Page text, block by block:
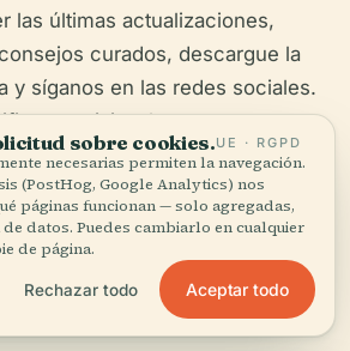
las últimas actualizaciones,
curados, descargue la
y síganos en las redes sociales.
su visita ahora y
corazón de Bristol en
sobre cookies.UE · RGPD
necesarias permiten la navegación.
(PostHog, Google Analytics) nos
páginas funcionan — solo agregadas,
datos. Puedes cambiarlo en cualquier
de página.
Rechazar todo Aceptar todo